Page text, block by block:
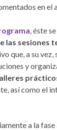
en el
, éste
las sesiones
que, a su
y
así como el
a la